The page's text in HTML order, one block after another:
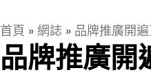
首頁 » 網誌 » 品牌推廣開
品牌推廣開